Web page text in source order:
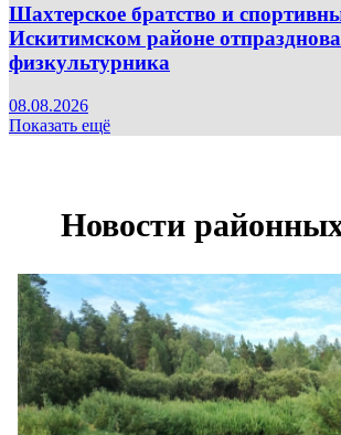
Шахтерское братство и
Искитимском районе
физкультурника
08.08.2026
Показать ещё